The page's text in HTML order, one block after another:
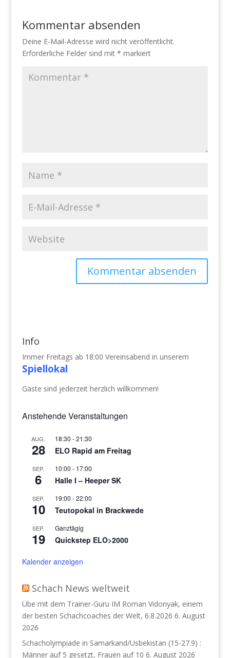
Kommentar absenden
Deine E-Mail-Adresse wird nicht veröffentlicht.
Erforderliche Felder sind mit * markiert
Info
Immer Freitags ab 18:00 Vereinsabend in unserem
Spiellokal
Gäste sind jederzeit herzlich willkommen!
Anstehende Veranstaltungen
AUG.
28
18:30 -21:30
ELO Rapid am Freitag
SEP.
6
10:00 - 17:00
Halle I – Heeper SK
SEP.
10
19:00 -22:00
Teutopokal in Brackwede
SEP.
19
Ganztägig
Quickstep ELO>2000
Kalender anzeigen
Schach News weltweit
Übe mit dem Trainer-Guru IM Roman Vidonyak, einem
der besten Schachcoaches der Welt, 6.8.2026 6. August
2026
Schacholympiade in Samarkand/Usbekistan (15-27.9) :
Männer auf 5 gesetzt, Frauen auf 10 6. August 2026